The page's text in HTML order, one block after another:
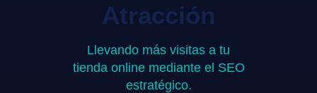
Atracción
Llevando más visitas a tu
tienda online mediante el SEO
estratégico.